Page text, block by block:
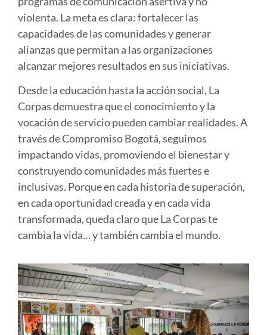
violenta. La meta es clara: fortalecer las
capacidades de las comunidades y generar
alianzas que permitan a las organizaciones
alcanzar mejores resultados en sus iniciativas.
Desde la educación hasta la acción social, La
Corpas demuestra que el conocimiento y la
vocación de servicio pueden cambiar realidades. A
través de Compromiso Bogotá, seguimos
impactando vidas, promoviendo el bienestar y
construyendo comunidades más fuertes e
inclusivas. Porque en cada historia de superación,
en cada oportunidad creada y en cada vida
transformada, queda claro queLa Corpas te
cambia la vida… y también cambia el mundo.